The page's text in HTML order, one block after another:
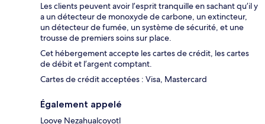
Les clients peuvent avoir l’esprit tranquille en sachant qu’il y
a un détecteur de monoxyde de carbone, un extincteur,
un détecteur de fumée, un système de sécurité, et une
trousse de premiers soins sur place.
Cet hébergement accepte les cartes de crédit, les cartes
de débit et l’argent comptant.
Cartes de crédit acceptées : Visa, Mastercard
Également appelé
Loove Nezahualcoyotl